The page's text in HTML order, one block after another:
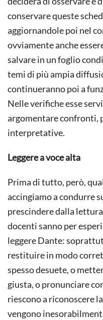
conservare queste
aggiornandole poi nel
ovviamente anche
salvare in un foglio
temi di più ampia
continueranno poi a
Nelle verifiche esse
argomentare confronti,
interpretative.
Leggere a voce alta
Prima di tutto, però,
accingiamo a condurre
prescindere dalla
docenti sanno per
leggere Dante:
restituire in modo
spesso desuete, o
giusta, o pronunciare
riescono a riconoscere
vengono